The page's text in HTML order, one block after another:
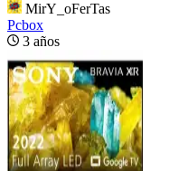
MirY_oFerTas
Pcbox
3 años